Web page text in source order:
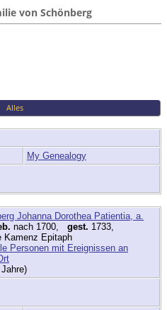
von Schönberg
Alles
My Genealogy
Johanna Dorothea Patientia, a.
nach 1700, gest. 1733,
Kamenz Epitaph